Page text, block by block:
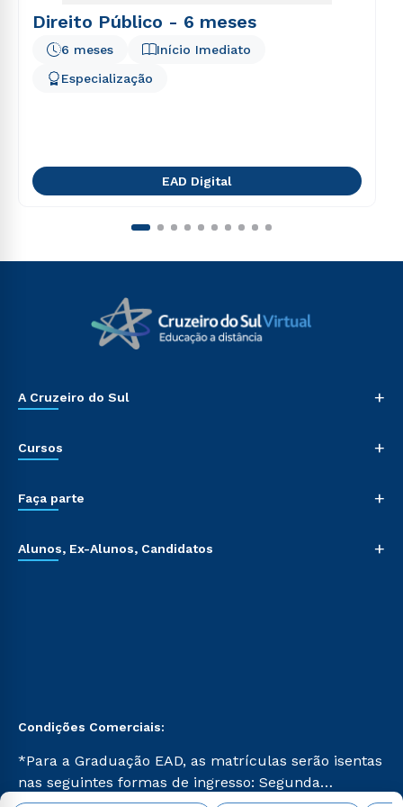
Direito Público - 6 meses
Início Imediato
6 meses
Especialização
EAD Digital
A Cruzeiro do Sul +
Cursos +
Faça parte +
Alunos, Ex-Alunos, Candidatos +
Condições Comerciais:
*Para a Graduação EAD, as matrículas serão isentas
nas seguintes formas de ingresso: Segunda